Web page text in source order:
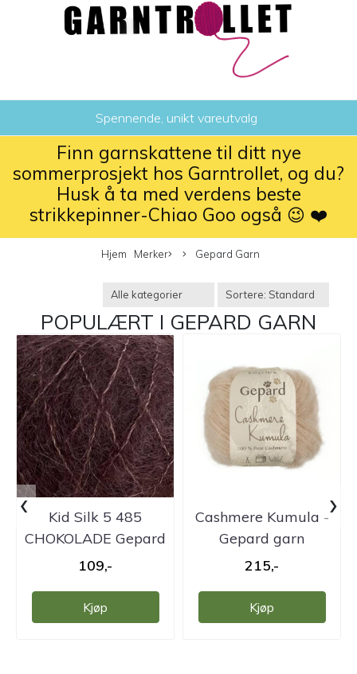
Spennende, unikt vareutvalg
Finn garnskattene til ditt nye
sommerprosjekt hos Garntrollet, og du?
Husk å ta med verdens beste
strikkepinner-Chiao Goo også 😉 ❤️
Hjem Merker Gepard Garn
POPULÆRT I GEPARD GARN
Kid Silk 5 485
CHOKOLADE Gepard
109,-
Kjøp
Cashmere Kumula -
Gepard garn
215,-
Kjøp
‹ ›